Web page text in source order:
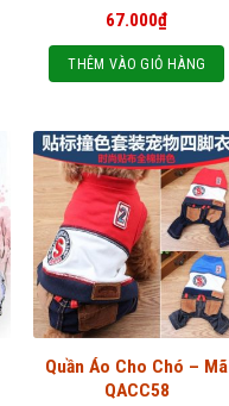
67.000₫
THÊM VÀO GIỎ HÀNG
Quần Áo Cho Chó – Mã
QACC58